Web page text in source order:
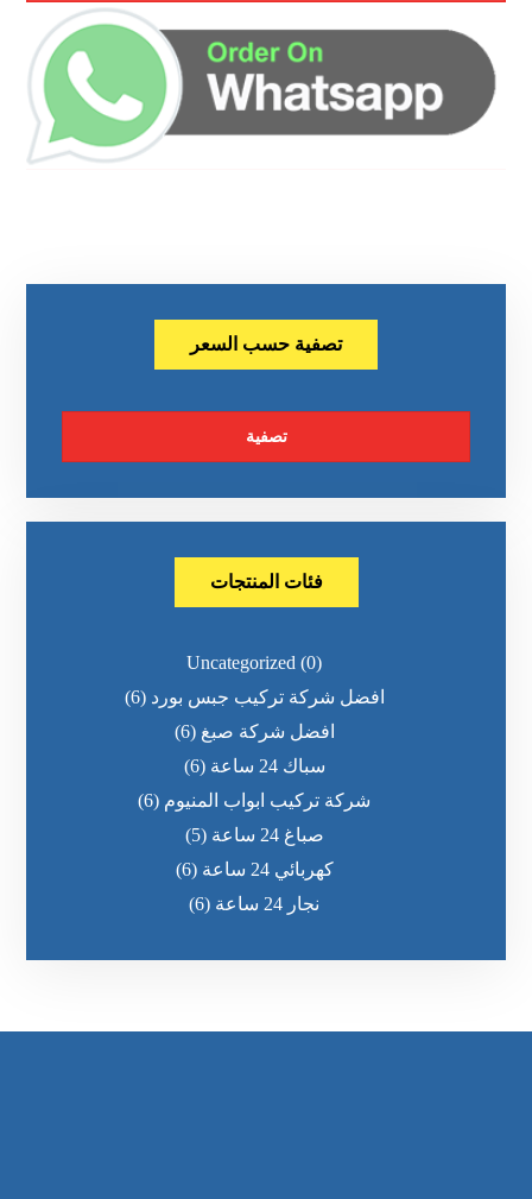
تصفية حسب السعر
تصفية
فئات المنتجات
Uncategorized (0)
افضل شركة تركيب جبس بورد (6)
افضل شركة صبغ (6)
سباك 24 ساعة
(6)
شركة تركيب ابواب المنيوم (6)
صباغ 24 ساعة
(5)
كهربائي 24 ساعة
(6)
نجار 24 ساعة
(6)